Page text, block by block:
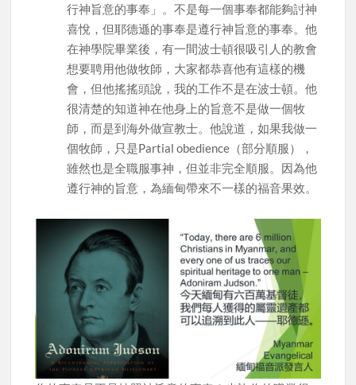
行神旨意的事奉」。不是每一個事奉都能夠討神
喜悅，但耶德遜的事奉是遵行神旨意的事奉。他
在神學院畢業後，有一間波士頓很吸引人的教會
想要聘用他做牧師，大家都恭喜他有這樣的機
會，但他搖搖頭說，我的工作不是在波士頓。他
很清楚的知道神在他身上的旨意不是做一個牧
師，而是到海外做宣教士。他說道，如果我做一
個牧師，只是Partial obedience（部分順服），
雖然也是全職服事神，但並非完全順服。因為他
遵行神的旨意，為緬甸帶來不一樣的福音果效。